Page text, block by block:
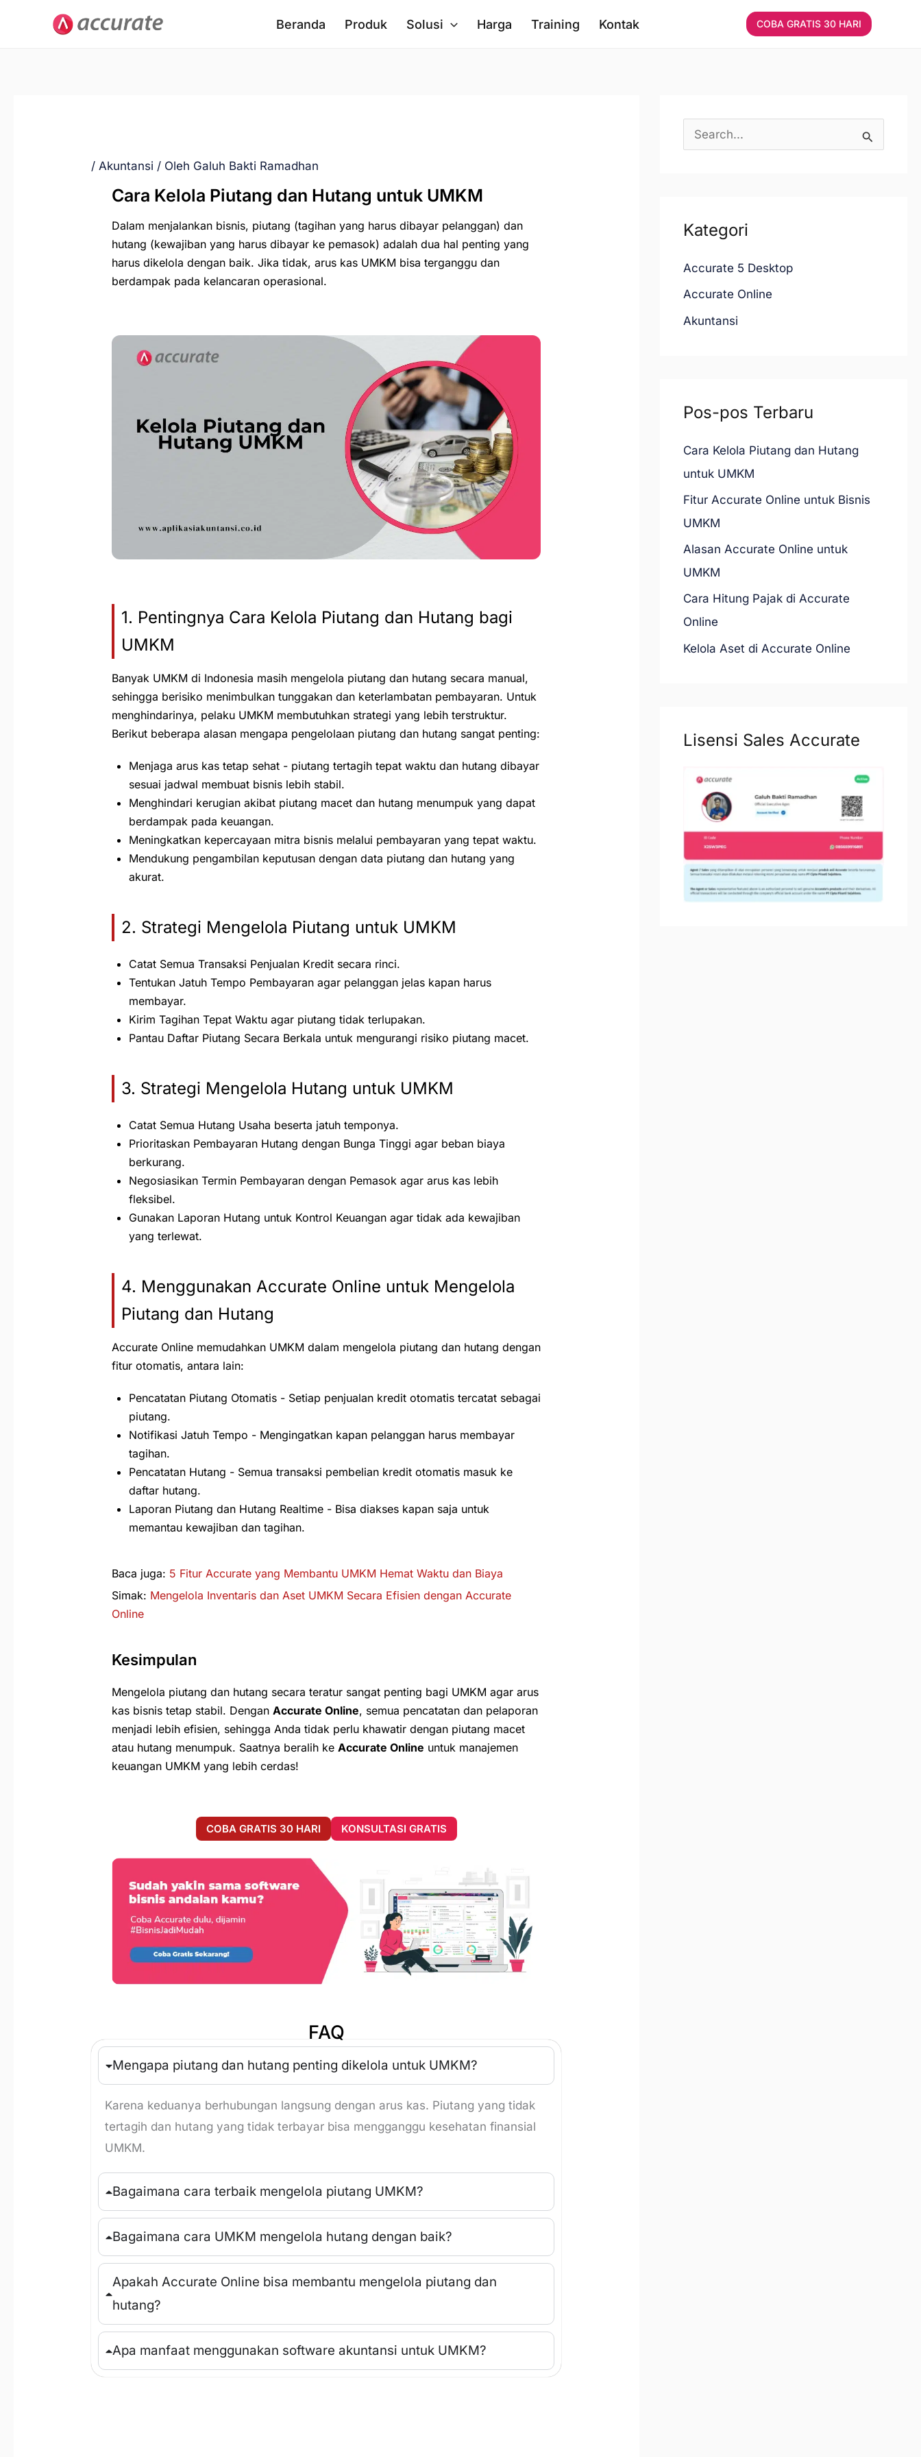
Beranda Produk Solusi Harga Training Kontak COBA GRATIS 30 HARI
/ Akuntansi / Oleh Galuh Bakti Ramadhan
Cara Kelola Piutang dan Hutang untuk UMKM
Dalam menjalankan bisnis, piutang (tagihan yang harus dibayar pelanggan) dan
hutang (kewajiban yang harus dibayar ke pemasok) adalah dua hal penting yang
harus dikelola dengan baik. Jika tidak, arus kas UMKM bisa terganggu dan
berdampak pada kelancaran operasional.
1. Pentingnya Cara Kelola Piutang dan Hutang bagi
UMKM
Banyak UMKM di Indonesia masih mengelola piutang dan hutang secara manual,
sehingga berisiko menimbulkan tunggakan dan keterlambatan pembayaran. Untuk
menghindarinya, pelaku UMKM membutuhkan strategi yang lebih terstruktur.
Berikut beberapa alasan mengapa pengelolaan piutang dan hutang sangat penting:
Menjaga arus kas tetap sehat - piutang tertagih tepat waktu dan hutang dibayar
sesuai jadwal membuat bisnis lebih stabil.
Menghindari kerugian akibat piutang macet dan hutang menumpuk yang dapat
berdampak pada keuangan.
Meningkatkan kepercayaan mitra bisnis melalui pembayaran yang tepat waktu.
Mendukung pengambilan keputusan dengan data piutang dan hutang yang
akurat.
2. Strategi Mengelola Piutang untuk UMKM
Catat Semua Transaksi Penjualan Kredit secara rinci.
Tentukan Jatuh Tempo Pembayaran agar pelanggan jelas kapan harus
membayar.
Kirim Tagihan Tepat Waktu agar piutang tidak terlupakan.
Pantau Daftar Piutang Secara Berkala untuk mengurangi risiko piutang macet.
3. Strategi Mengelola Hutang untuk UMKM
Catat Semua Hutang Usaha beserta jatuh temponya.
Prioritaskan Pembayaran Hutang dengan Bunga Tinggi agar beban biaya
berkurang.
Negosiasikan Termin Pembayaran dengan Pemasok agar arus kas lebih
fleksibel.
Gunakan Laporan Hutang untuk Kontrol Keuangan agar tidak ada kewajiban
yang terlewat.
4. Menggunakan Accurate Online untuk Mengelola
Piutang dan Hutang
Accurate Online memudahkan UMKM dalam mengelola piutang dan hutang dengan
fitur otomatis, antara lain:
Pencatatan Piutang Otomatis - Setiap penjualan kredit otomatis tercatat sebagai
piutang.
Notifikasi Jatuh Tempo - Mengingatkan kapan pelanggan harus membayar
tagihan.
Pencatatan Hutang - Semua transaksi pembelian kredit otomatis masuk ke
daftar hutang.
Laporan Piutang dan Hutang Realtime - Bisa diakses kapan saja untuk
memantau kewajiban dan tagihan.
Baca juga: 5 Fitur Accurate yang Membantu UMKM Hemat Waktu dan Biaya
Simak: Mengelola Inventaris dan Aset UMKM Secara Efisien dengan Accurate
Online
Kesimpulan
Mengelola piutang dan hutang secara teratur sangat penting bagi UMKM agar arus
kas bisnis tetap stabil. DenganAccurate Online, semua pencatatan dan pelaporan
menjadi lebih efisien, sehingga Anda tidak perlu khawatir dengan piutang macet
atau hutang menumpuk. Saatnya beralih keAccurate Online untuk manajemen
keuangan UMKM yang lebih cerdas!
COBA GRATIS 30 HARI KONSULTASI GRATIS
FAQ
Mengapa piutang dan hutang penting dikelola untuk UMKM?
Karena keduanya berhubungan langsung dengan arus kas. Piutang yang tidak
tertagih dan hutang yang tidak terbayar bisa mengganggu kesehatan finansial
UMKM.
Bagaimana cara terbaik mengelola piutang UMKM?
Bagaimana cara UMKM mengelola hutang dengan baik?
Apakah Accurate Online bisa membantu mengelola piutang dan
hutang?
Apa manfaat menggunakan software akuntansi untuk UMKM?
u
u
k
Kategori
Accurate 5 Desktop
Accurate Online
Akuntansi
Pos-pos Terbaru
Cara Kelola Piutang dan Hutang
untuk UMKM
Fitur Accurate Online untuk Bisnis
UMKM
Alasan Accurate Online untuk
UMKM
Cara Hitung Pajak di Accurate
Online
Kelola Aset di Accurate Online
Lisensi Sales Accurate